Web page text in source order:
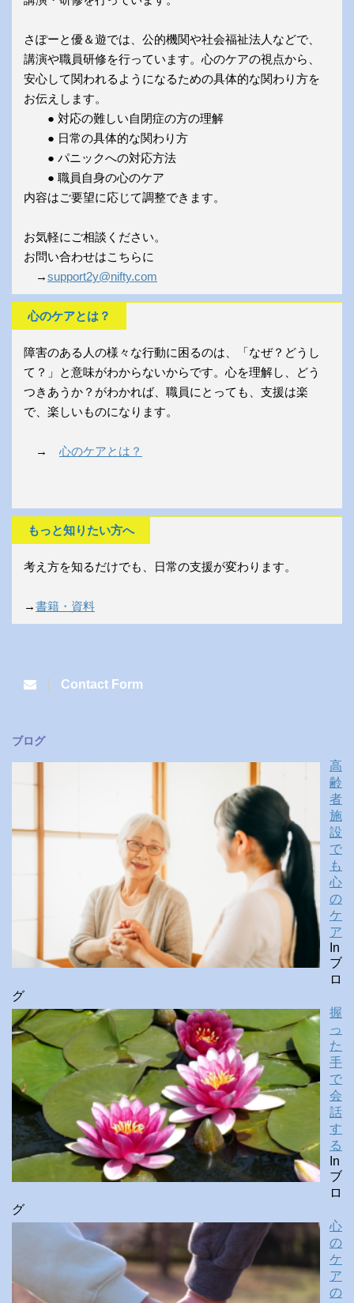
さぽーと優＆遊では、公的機関や社会福祉法人などで、
講演や職員研修を行っています。心のケアの視点から、
安心して関われるようになるための具体的な関わり方を
お伝えします。
● 対応の難しい自閉症の方の理解
● 日常の具体的な関わり方
● パニックへの対応方法
● 職員自身の心のケア
内容はご要望に応じて調整できます。
お気軽にご相談ください。
お問い合わせはこちらに
→support2y@nifty.com
心のケアとは？
障害のある人の様々な行動に困るのは、「なぜ？どうし
て？」と意味がわからないからです。心を理解し、どう
つきあうか？がわかれば、職員にとっても、支援は楽
で、楽しいものになります。
→ 心のケアとは？
もっと知りたい方へ
考え方を知るだけでも、日常の支援が変わります。
→書籍・資料
Contact Form
ブログ
高
齢
者
施
設
で
も
心
の
ケ
ア
In
ブ
ロ
グ
握
っ
た
手
で
会
話
す
る
In
ブ
ロ
グ
心
の
ケ
ア
の